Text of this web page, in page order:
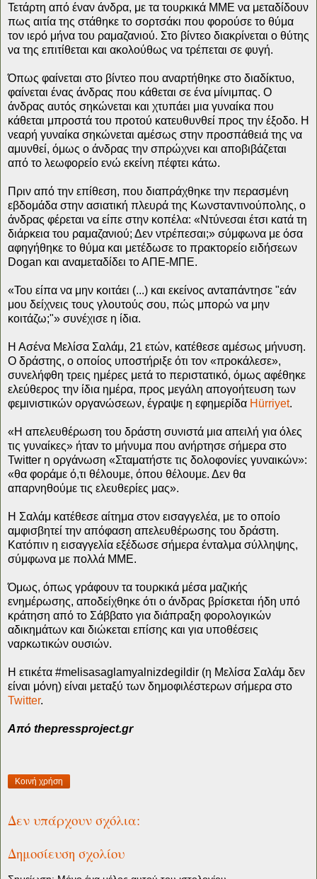
Τετάρτη από έναν άνδρα, με τα τουρκικά ΜΜΕ να μεταδίδουν
πως αιτία της στάθηκε το σορτσάκι που φορούσε το θύμα
τον ιερό μήνα του ραμαζανιού. Στο βίντεο διακρίνεται ο θύτης
να της επιτίθεται και ακολούθως να τρέπεται σε φυγή.
Όπως φαίνεται στο βίντεο που αναρτήθηκε στο διαδίκτυο,
φαίνεται ένας άνδρας που κάθεται σε ένα μίνιμπας. Ο
άνδρας αυτός σηκώνεται και χτυπάει μια γυναίκα που
κάθεται μπροστά του προτού κατευθυνθεί προς την έξοδο. Η
νεαρή γυναίκα σηκώνεται αμέσως στην προσπάθειά της να
αμυνθεί, όμως ο άνδρας την σπρώχνει και αποβιβάζεται
από το λεωφορείο ενώ εκείνη πέφτει κάτω.
Πριν από την επίθεση, που διαπράχθηκε την περασμένη
εβδομάδα στην ασιατική πλευρά της Κωνσταντινούπολης, ο
άνδρας φέρεται να είπε στην κοπέλα: «Ντύνεσαι έτσι κατά τη
διάρκεια του ραμαζανιού; Δεν ντρέπεσαι;» σύμφωνα με όσα
αφηγήθηκε το θύμα και μετέδωσε το πρακτορείο ειδήσεων
Dogan και αναμεταδίδει το ΑΠΕ-ΜΠΕ.
«Του είπα να μην κοιτάει (...) και εκείνος ανταπάντησε "εάν
μου δείχνεις τους γλουτούς σου, πώς μπορώ να μην
κοιτάζω;"» συνέχισε η ίδια.
Η Ασένα Μελίσα Σαλάμ, 21 ετών, κατέθεσε αμέσως μήνυση.
Ο δράστης, ο οποίος υποστήριξε ότι τον «προκάλεσε»,
συνελήφθη τρεις ημέρες μετά το περιστατικό, όμως αφέθηκε
ελεύθερος την ίδια ημέρα, προς μεγάλη απογοήτευση των
φεμινιστικών οργανώσεων, έγραψε η εφημερίδα Hürriyet.
«Η απελευθέρωση του δράστη συνιστά μια απειλή για όλες
τις γυναίκες» ήταν το μήνυμα που ανήρτησε σήμερα στο
Twitter η οργάνωση «Σταματήστε τις δολοφονίες γυναικών»:
«θα φοράμε ό,τι θέλουμε, όπου θέλουμε. Δεν θα
απαρνηθούμε τις ελευθερίες μας».
Η Σαλάμ κατέθεσε αίτημα στον εισαγγελέα, με το οποίο
αμφισβητεί την απόφαση απελευθέρωσης του δράστη.
Κατόπιν η εισαγγελία εξέδωσε σήμερα ένταλμα σύλληψης,
σύμφωνα με πολλά ΜΜΕ.
Όμως, όπως γράφουν τα τουρκικά μέσα μαζικής
ενημέρωσης, αποδείχθηκε ότι ο άνδρας βρίσκεται ήδη υπό
κράτηση από το Σάββατο για διάπραξη φορολογικών
αδικημάτων και διώκεται επίσης και για υποθέσεις
ναρκωτικών ουσιών.
Η ετικέτα #melisasaglamyalnizdegildir (η Μελίσα Σαλάμ δεν
είναι μόνη) είναι μεταξύ των δημοφιλέστερων σήμερα στο
Twitter.
Από thepressproject.gr
Κοινή χρήση
Δεν υπάρχουν σχόλια:
Δημοσίευση σχολίου